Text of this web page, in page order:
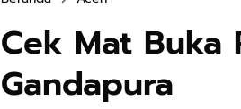
Cek Mat Buka
Gandapura